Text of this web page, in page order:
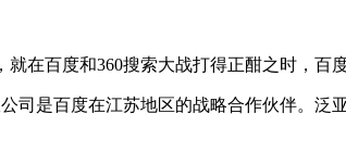
在百度和360搜索大战打得正酣之时，百
司是百度在江苏地区的战略合作伙伴。泛